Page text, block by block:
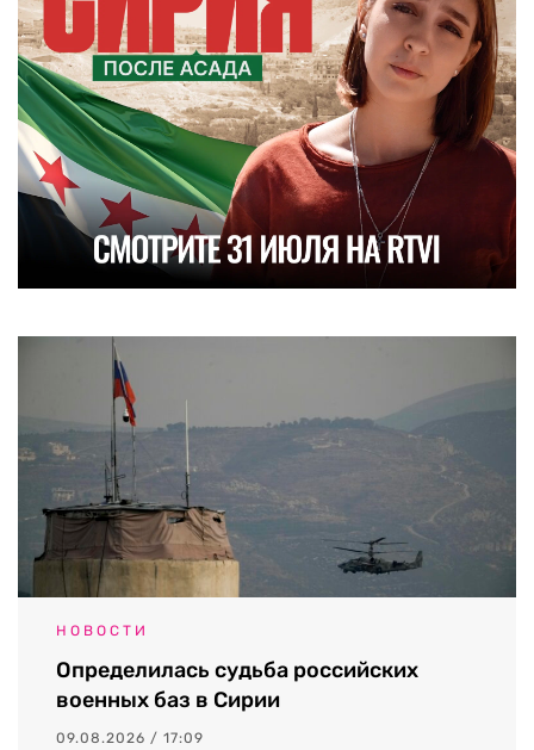
НОВОСТИ
Определилась судьба российских
военных баз в Сирии
09.08.2026 / 17:09